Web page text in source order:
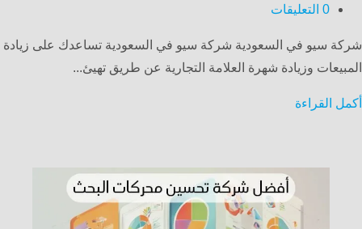
0 التعليقات
شركة سيو في السعودية شركة سيو في السعودية تساعدك على زيادة
المبيعات وزيادة شهرة العلامة التجارية عن طريق تهيئ...
أكمل القراءة